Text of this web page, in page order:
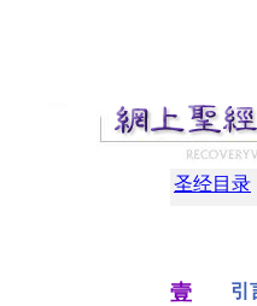
圣经目录
壹 引